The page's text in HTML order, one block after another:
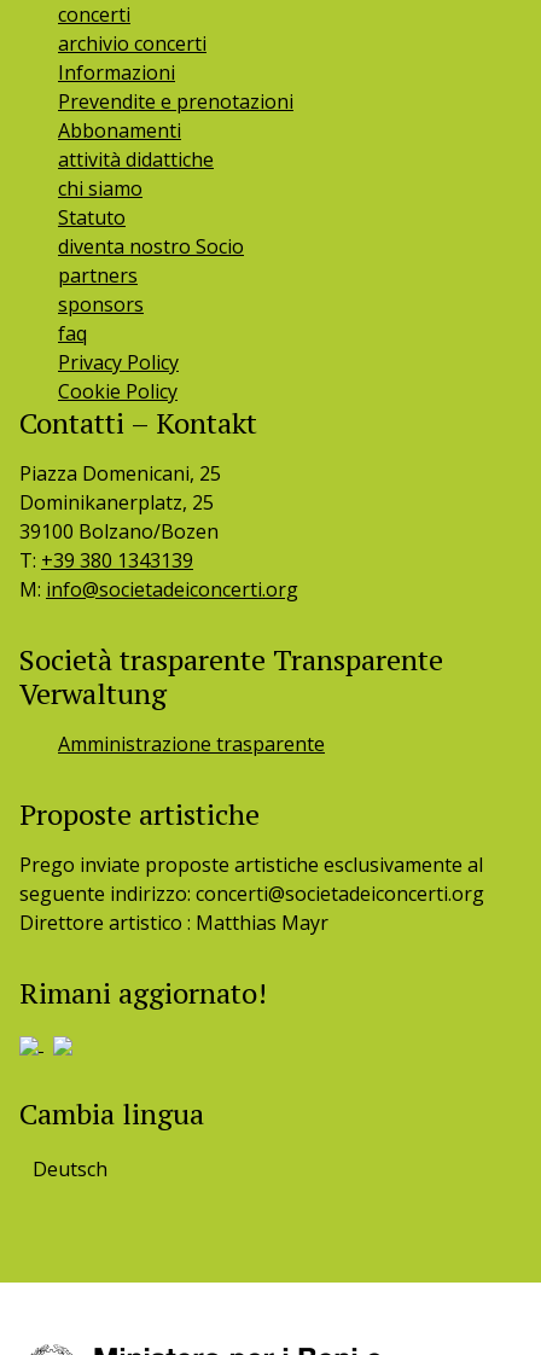
concerti
archivio concerti
Informazioni
Prevendite e prenotazioni
Abbonamenti
attività didattiche
chi siamo
Statuto
diventa nostro Socio
partners
sponsors
faq
Privacy Policy
Cookie Policy
Contatti – Kontakt
Piazza Domenicani, 25
Dominikanerplatz, 25
39100 Bolzano/Bozen
T: +39 380 1343139
M: info@societadeiconcerti.org
Società trasparente Transparente
Verwaltung
Amministrazione trasparente
Proposte artistiche
Prego inviate proposte artistiche esclusivamente al
seguente indirizzo: concerti@societadeiconcerti.org
Direttore artistico : Matthias Mayr
Rimani aggiornato!
Cambia lingua
Deutsch